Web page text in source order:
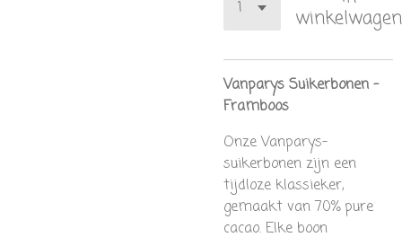
winkelwagen
Vanparys Suikerbonen –
Framboos
Onze Vanparys-
suikerbonen zijn een
tijdloze klassieker,
gemaakt van 70% pure
cacao. Elke boon